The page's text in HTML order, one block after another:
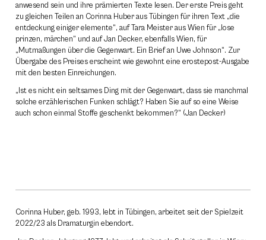
anwesend sein und ihre prämierten Texte lesen. Der erste Preis geht
zu gleichen Teilen an Corinna Huber aus Tübingen für ihren Text „die
entdeckung einiger elemente“, auf Tara Meister aus Wien für „lose
prinzen, märchen“ und auf Jan Decker, ebenfalls Wien, für
„Mutmaßungen über die Gegenwart. Ein Brief an Uwe Johnson“. Zur
Übergabe des Preises erscheint wie gewohnt eine erostepost-Ausgabe
mit den besten Einreichungen.
„Ist es nicht ein seltsames Ding mit der Gegenwart, dass sie manchmal
solche erzählerischen Funken schlägt? Haben Sie auf so eine Weise
auch schon einmal Stoffe geschenkt bekommen?“ (Jan Decker)
Corinna Huber, geb. 1993, lebt in Tübingen, arbeitet seit der Spielzeit
2022/23 als Dramaturgin ebendort.